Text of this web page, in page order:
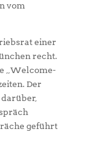
vom
einer
recht.
„Welcome-
Der
geführt